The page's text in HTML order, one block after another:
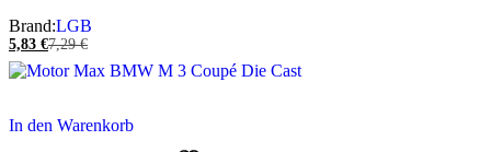
Brand:LGB
5,83 €7,29€
In den Warenkorb